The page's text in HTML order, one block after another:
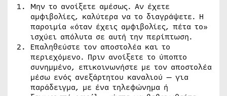
Μην το ανοίξετε αμέσως. Αν έχετε
αμφιβολίες, καλύτερα να το διαγράψετε. Η
παροιμία «όταν έχεις αμφιβολίες, πέτα το»
ισχύει απόλυτα σε αυτή την περίπτωση.
Επαληθεύστε τον αποστολέα και το
περιεχόμενο. Πριν ανοίξετε το ύποπτο
συνημμένο, επικοινωνήστε με τον αποστολέα
μέσω ενός ανεξάρτητου καναλιού — για
παράδειγμα, με ένα τηλεφώνημα ή